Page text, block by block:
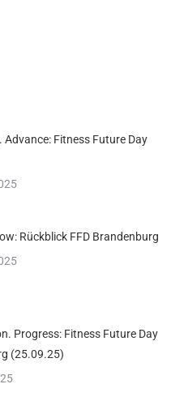
Advance: Fitness Future Day
Rückblick FFD Brandenburg
Progress: Fitness Future Day
(25.09.25)